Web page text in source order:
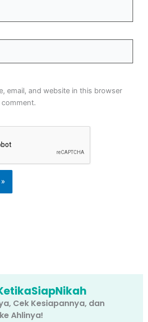
email, and website in this browser
Cek Kesiapannya, dan
Ahlinya!